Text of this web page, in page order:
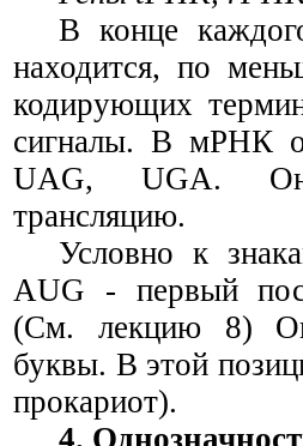
В конце
находится, по
кодирующих
сигналы. В мРНК
UAG, UGA.
трансляцию.
Условно к
AUG - первый
(См. лекцию 8) Он
буквы. В этой
прокариот).
4.